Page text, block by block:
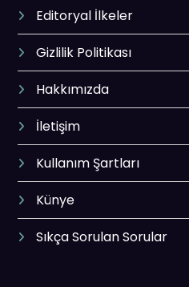
Editoryal İlkeler
Gizlilik Politikası
Hakkımızda
İletişim
Kullanım Şartları
Künye
Sıkça Sorulan Sorular